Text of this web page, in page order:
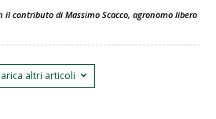
il contributo di Massimo Scacco, agronomo libero
altri articoli